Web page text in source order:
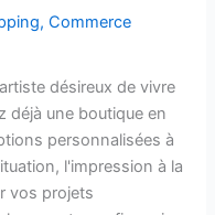
,Commerce
désireux de vivre
déjà une boutique en
personnalisées à
l'impression à la
vos projets